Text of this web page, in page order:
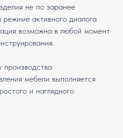
не по заранее
активного диалога
возможна в любой момент
производства
мебели выполняется
и наглядного